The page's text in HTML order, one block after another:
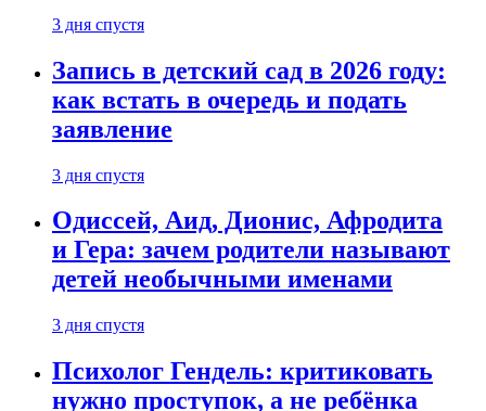
3 дня спустя
Запись в детский сад в 2026 году:
как встать в очередь и подать
заявление
3 дня спустя
Одиссей, Аид, Дионис, Афродита
и Гера: зачем родители называют
детей необычными именами
3 дня спустя
Психолог Гендель: критиковать
нужно проступок, а не ребёнка